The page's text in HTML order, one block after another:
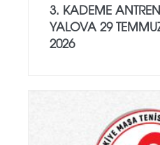
3. KADEME
YALOVA 29
2026